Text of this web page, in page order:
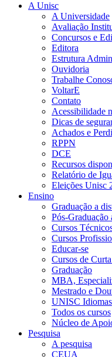
A Unisc
A Universidade
Avaliação
Concursos e
Editora
Estrutura
Ouvidoria
Trabalhe
VoltarE
Contato
Acessibilidade
Dicas de
Achados e
RPPN
DCE
Recursos
Relatório de
Eleições Unisc
Ensino
Graduação a
Pós-
Cursos
Cursos
Educar-se
Cursos de
Graduação
MBA,
Mestrado e
UNISC Idiomas
Todos os cursos
Núcleo de
Pesquisa
A pesquisa
CEUA